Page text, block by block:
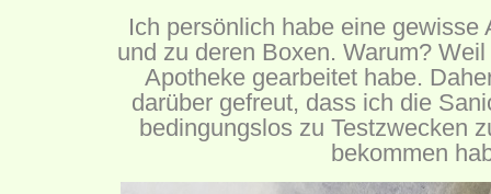
Ich persönlich habe eine gewisse
und zu deren Boxen. Warum?
Apotheke gearbeitet habe.
darüber gefreut, dass ich die
bedingungslos zu Testzwecken
bekommen